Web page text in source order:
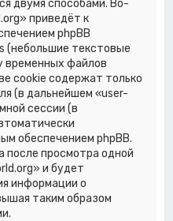
двумя способами. Во-
приведёт к
phpBB
(небольшие текстовые
временных файлов
cookie содержат только
(в дальнейшем «user-
сессии (в
обеспечением phpBB.
после просмотра одной
и будет
информации о
таким образом